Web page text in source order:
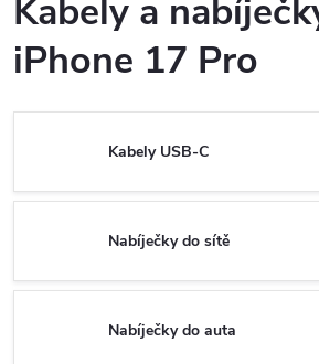
Kabely a
iPhone 17 Pro
Kabely USB-C
Nabíječky do sítě
Nabíječky do auta